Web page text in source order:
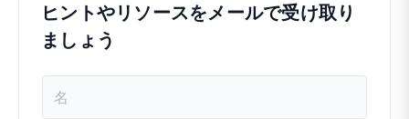
ヒントやリソースをメールで受け取り
ましょう